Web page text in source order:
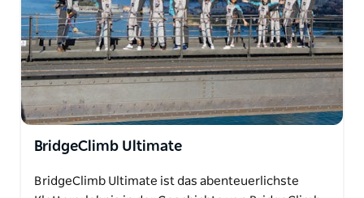
BridgeClimb Ultimate
BridgeClimb Ultimate ist das abenteuerlichste